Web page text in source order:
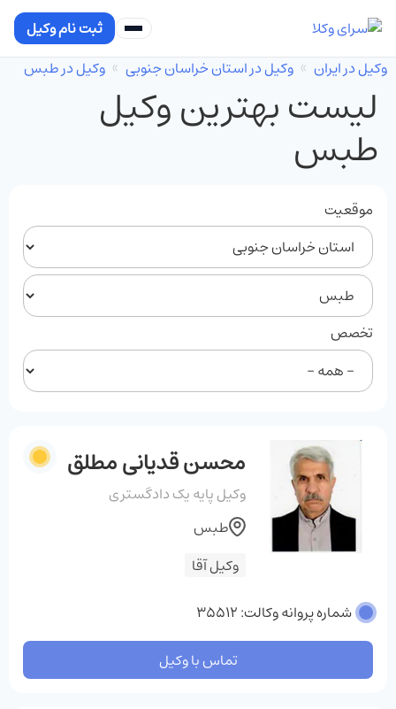
ثبت نام وکیل
وکیل در ایران
وکیل در استان خراسان جنوبی وکیل در طبس
لیست بهترین وکیل
طبس
موقعیت
تخصص
محسن قدیانی مطلق
وکیل پایه یک دادگستری
وکیل آقا
طبس
شماره پروانه وکالت: 35512
تماس با وکیل